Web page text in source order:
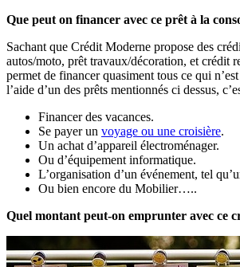
Que peut on financer avec ce prêt à la
Sachant que Crédit Moderne propose des
autos/moto, prêt travaux/décoration, et crédit
permet de financer quasiment tous ce qui
l’aide d’un des prêts mentionnés ci dessus,
Financer des vacances.
Se payer un voyage ou une croisière.
Un achat d’appareil électroménager.
Ou d’équipement informatique.
L’organisation d’un événement, tel
Ou bien encore du Mobilier…..
Quel montant peut-on emprunter avec ce